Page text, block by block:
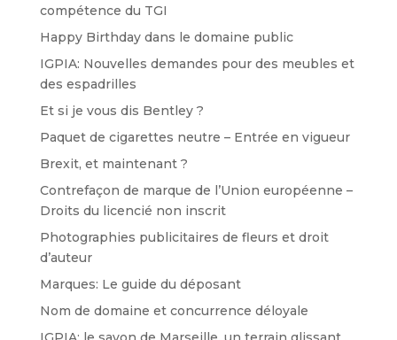
compétence du TGI
Happy Birthday dans le domaine public
IGPIA: Nouvelles demandes pour des meubles et
des espadrilles
Et si je vous dis Bentley ?
Paquet de cigarettes neutre – Entrée en vigueur
Brexit, et maintenant ?
Contrefaçon de marque de l’Union européenne –
Droits du licencié non inscrit
Photographies publicitaires de fleurs et droit
d’auteur
Marques: Le guide du déposant
Nom de domaine et concurrence déloyale